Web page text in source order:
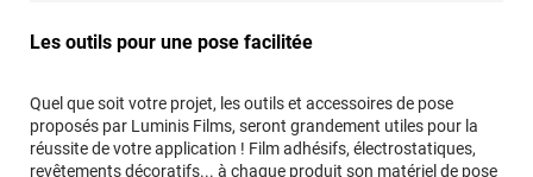
Les outils pour une pose facilitée
Quel que soit votre projet, les outils et accessoires de pose
proposés par Luminis Films, seront grandement utiles pour la
réussite de votre application ! Film adhésifs, électrostatiques,
revêtements décoratifs... à chaque produit son matériel de pose